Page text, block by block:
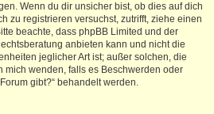
Wenn du dir unsicher bist, ob dies auf dich
zu registrieren versuchst, zutrifft, ziehe einen
beachte, dass phpBB Limited und der
anbieten kann und nicht die
jeglicher Art ist; außer solchen, die
mich wenden, falls es Beschwerden oder
gibt?“ behandelt werden.